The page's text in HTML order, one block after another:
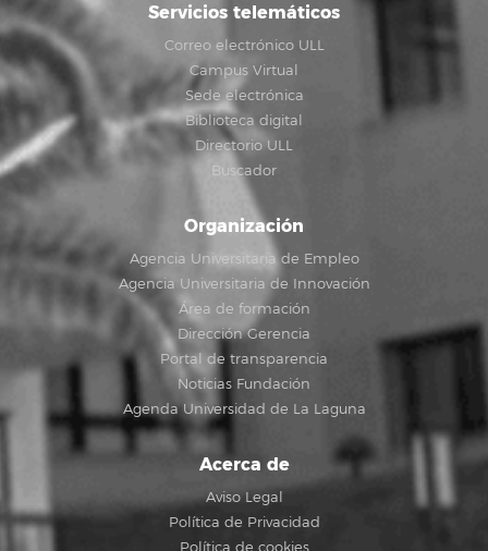
Servicios telemáticos
Correo electrónico ULL
Campus Virtual
Sede electrónica
Biblioteca digital
Directorio ULL
Buscador
Organización
Agencia Universitaria de Empleo
Agencia Universitaria de Innovación
Área de formación
Dirección Gerencia
Portal de transparencia
Noticias Fundación
Agenda Universidad de La Laguna
Acerca de
Aviso Legal
Política de Privacidad